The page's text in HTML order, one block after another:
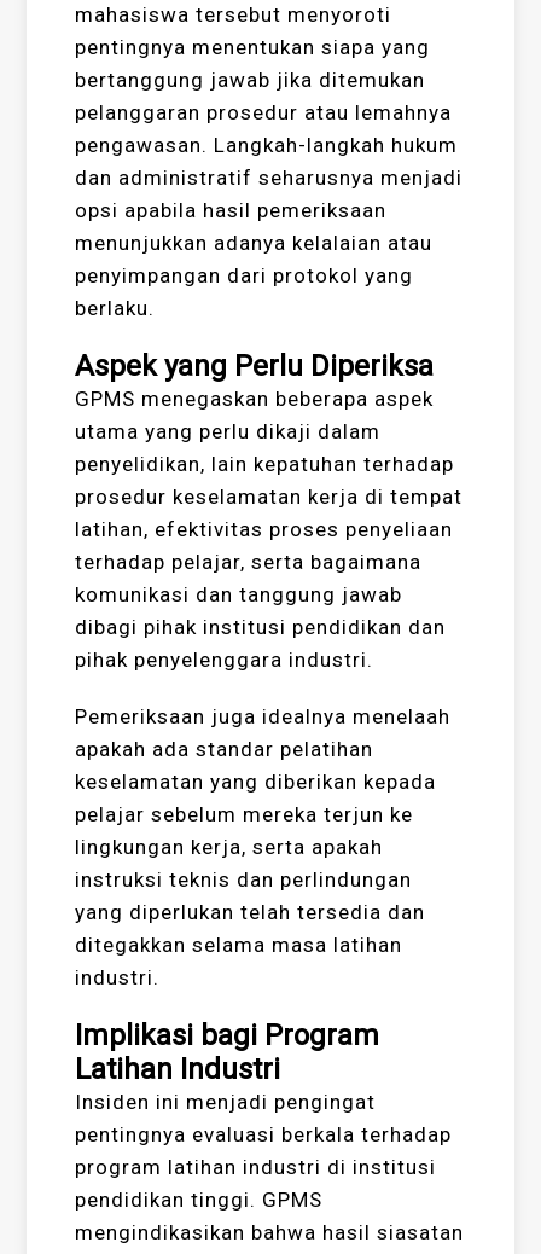
mahasiswa tersebut menyoroti
pentingnya menentukan siapa yang
bertanggung jawab jika ditemukan
pelanggaran prosedur atau lemahnya
pengawasan. Langkah-langkah hukum
dan administratif seharusnya menjadi
opsi apabila hasil pemeriksaan
menunjukkan adanya kelalaian atau
penyimpangan dari protokol yang
berlaku.
Aspek yang Perlu Diperiksa
GPMS menegaskan beberapa aspek
utama yang perlu dikaji dalam
penyelidikan, lain kepatuhan terhadap
prosedur keselamatan kerja di tempat
latihan, efektivitas proses penyeliaan
terhadap pelajar, serta bagaimana
komunikasi dan tanggung jawab
dibagi pihak institusi pendidikan dan
pihak penyelenggara industri.
Pemeriksaan juga idealnya menelaah
apakah ada standar pelatihan
keselamatan yang diberikan kepada
pelajar sebelum mereka terjun ke
lingkungan kerja, serta apakah
instruksi teknis dan perlindungan
yang diperlukan telah tersedia dan
ditegakkan selama masa latihan
industri.
Implikasi bagi Program
Latihan Industri
Insiden ini menjadi pengingat
pentingnya evaluasi berkala terhadap
program latihan industri di institusi
pendidikan tinggi. GPMS
mengindikasikan bahwa hasil siasatan